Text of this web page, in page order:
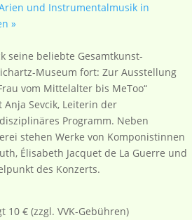
und Instrumentalmusik in
»
seine beliebte Gesamtkunst-
Museum fort: Zur Ausstellung
vom Mittelalter bis MeToo“
Sevcik, Leiterin der
Programm. Neben
stehen Werke von Komponistinnen
Élisabeth Jacquet de La Guerre und
des Konzerts.
10 € (zzgl. VVK-Gebühren)